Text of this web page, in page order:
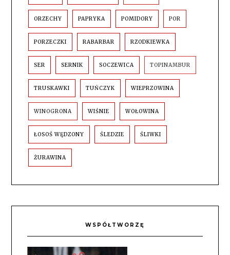
ORZECHY PAPRYKA POMIDORY POR
PORZECZKI RABARBAR RZODKIEWKA
SER SERNIK SOCZEWICA TOPINAMBUR
TRUSKAWKI TUŃCZYK WIEPRZOWINA
WINOGRONA WIŚNIE WOŁOWINA
ŁOSOŚ WĘDZONY ŚLEDZIE ŚLIWKI
ŻURAWINA
WSPÓŁTWORZĘ